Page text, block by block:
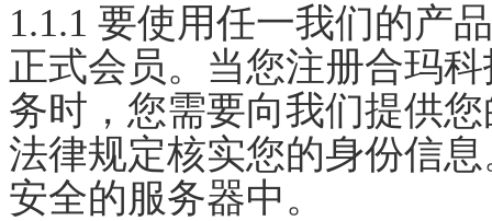
1.1.1 要使用任一我们的产
正式会员。当您注册合玛
务时，您需要向我们提供您
法律规定核实您的身份信
安全的服务器中。